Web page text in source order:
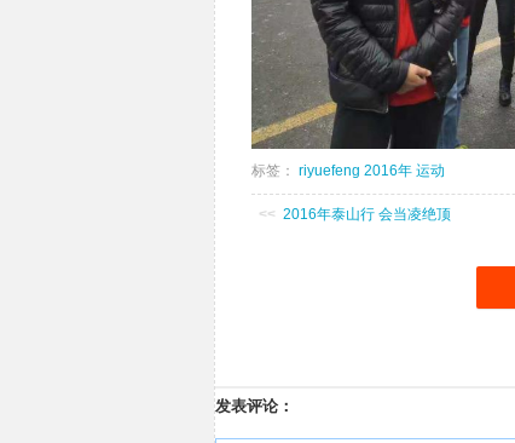
标签： riyuefeng 2016年 运动
<< 2016年泰山行 会当凌绝顶
发表评论：